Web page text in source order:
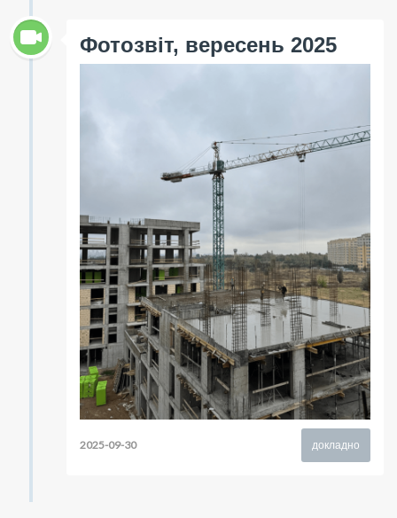
Фотозвіт, вересень 2025
докладно
2025-09-30